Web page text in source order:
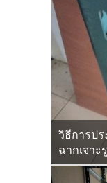
วิธีการป
ฉากเจา